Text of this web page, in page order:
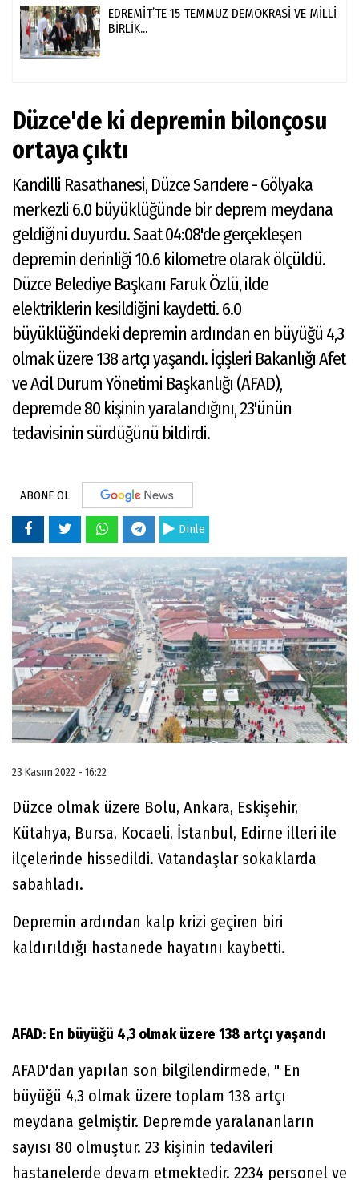
EDREMİT’TE 15 TEMMUZ DEMOKRASİ VE MİLLİ
BİRLİK...
Düzce'de ki depremin bilonçosu
ortaya çıktı
Kandilli Rasathanesi, Düzce Sarıdere - Gölyaka
merkezli 6.0 büyüklüğünde bir deprem meydana
geldiğini duyurdu. Saat 04:08'de gerçekleşen
depremin derinliği 10.6 kilometre olarak ölçüldü.
Düzce Belediye Başkanı Faruk Özlü, ilde
elektriklerin kesildiğini kaydetti. 6.0
büyüklüğündeki depremin ardından en büyüğü 4,3
olmak üzere 138 artçı yaşandı. İçişleri Bakanlığı Afet
ve Acil Durum Yönetimi Başkanlığı (AFAD),
depremde 80 kişinin yaralandığını, 23'ünün
tedavisinin sürdüğünü bildirdi.
ABONE OL
Dinle
23 Kasım 2022 - 16:22
Düzce olmak üzere Bolu, Ankara, Eskişehir,
Kütahya, Bursa, Kocaeli, İstanbul, Edirne illeri ile
ilçelerinde hissedildi. Vatandaşlar sokaklarda
sabahladı.
Depremin ardından kalp krizi geçiren biri
kaldırıldığı hastanede hayatını kaybetti.
AFAD: En büyüğü 4,3 olmak üzere 138 artçı yaşandı
AFAD'dan yapılan son bilgilendirmede, " En
büyüğü 4,3 olmak üzere toplam 138 artçı
meydana gelmiştir. Depremde yaralananların
sayısı 80 olmuştur. 23 kişinin tedavileri
hastanelerde devam etmektedir. 2234 personel ve